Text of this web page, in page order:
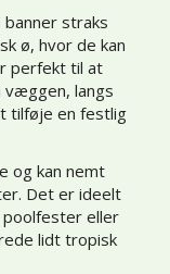
straks
ø, hvor de kan
perfekt til at
langs
tilføje en festlig
og kan nemt
Det er ideelt
eller
lidt tropisk